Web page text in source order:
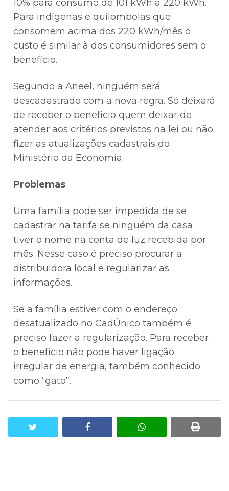
10% para consumo de 101 kWh a 220 kWh.
Para indígenas e quilombolas que
consomem acima dos 220 kWh/mês o
custo é similar à dos consumidores sem o
benefício.
Segundo a Aneel, ninguém será
descadastrado com a nova regra. Só deixará
de receber o benefício quem deixar de
atender aos critérios previstos na lei ou não
fizer as atualizações cadastrais do
Ministério da Economia.
Problemas
Uma família pode ser impedida de se
cadastrar na tarifa se ninguém da casa
tiver o nome na conta de luz recebida por
mês. Nesse caso é preciso procurar a
distribuidora local e regularizar as
informações.
Se a família estiver com o endereço
desatualizado no CadÚnico também é
preciso fazer a regularização. Para receber
o benefício não pode haver ligação
irregular de energia, também conhecido
como “gato”.
facebook whatsapp print